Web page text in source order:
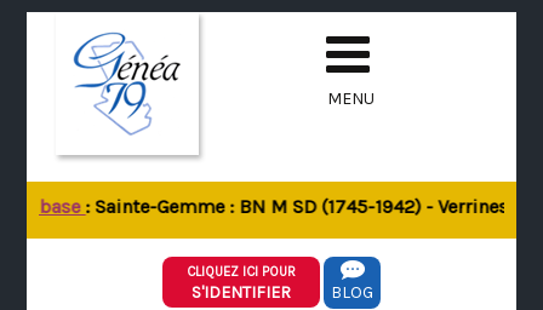
MENU
base: Sainte-Gemme : BN M SD (1745-1942) - Verrines-
CLIQUEZ ICI POUR
S'IDENTIFIER BLOG